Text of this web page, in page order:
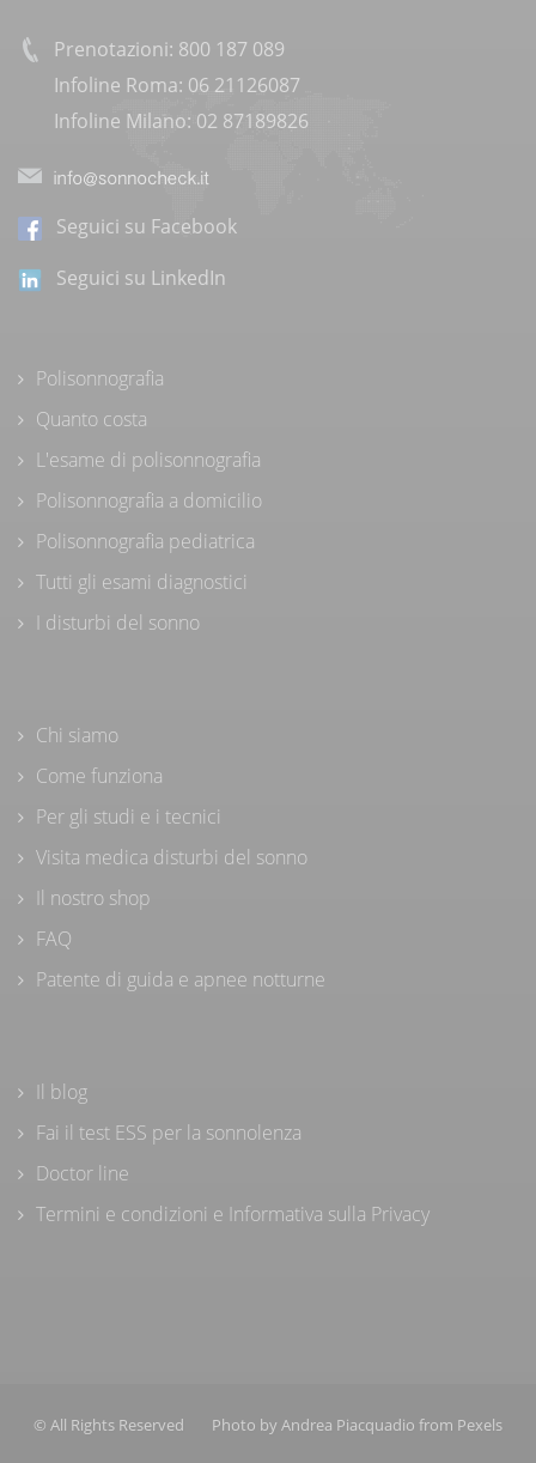
Prenotazioni: 800 187 089
Infoline Roma: 06 21126087
Infoline Milano: 02 87189826
Seguici su Facebook
Seguici su LinkedIn
Polisonnografia
Quanto costa
L'esame di polisonnografia
Polisonnografia a domicilio
Polisonnografia pediatrica
Tutti gli esami diagnostici
I disturbi del sonno
Chi siamo
Come funziona
Per gli studi e i tecnici
Visita medica disturbi del sonno
Il nostro shop
FAQ
Patente di guida e apnee notturne
Il blog
Fai il test ESS per la sonnolenza
Doctor line
Termini e condizioni e Informativa sulla Privacy
© All Rights Reserved Photo by Andrea Piacquadio from Pexels